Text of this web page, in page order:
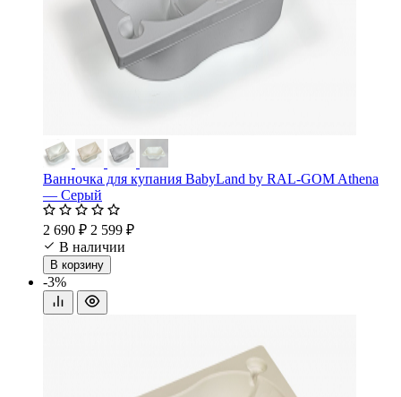
Ванночка для купания BabyLand by RAL-GOM Athena
— Серый
2 690 ₽ 2 599 ₽
В наличии
В корзину
-3%